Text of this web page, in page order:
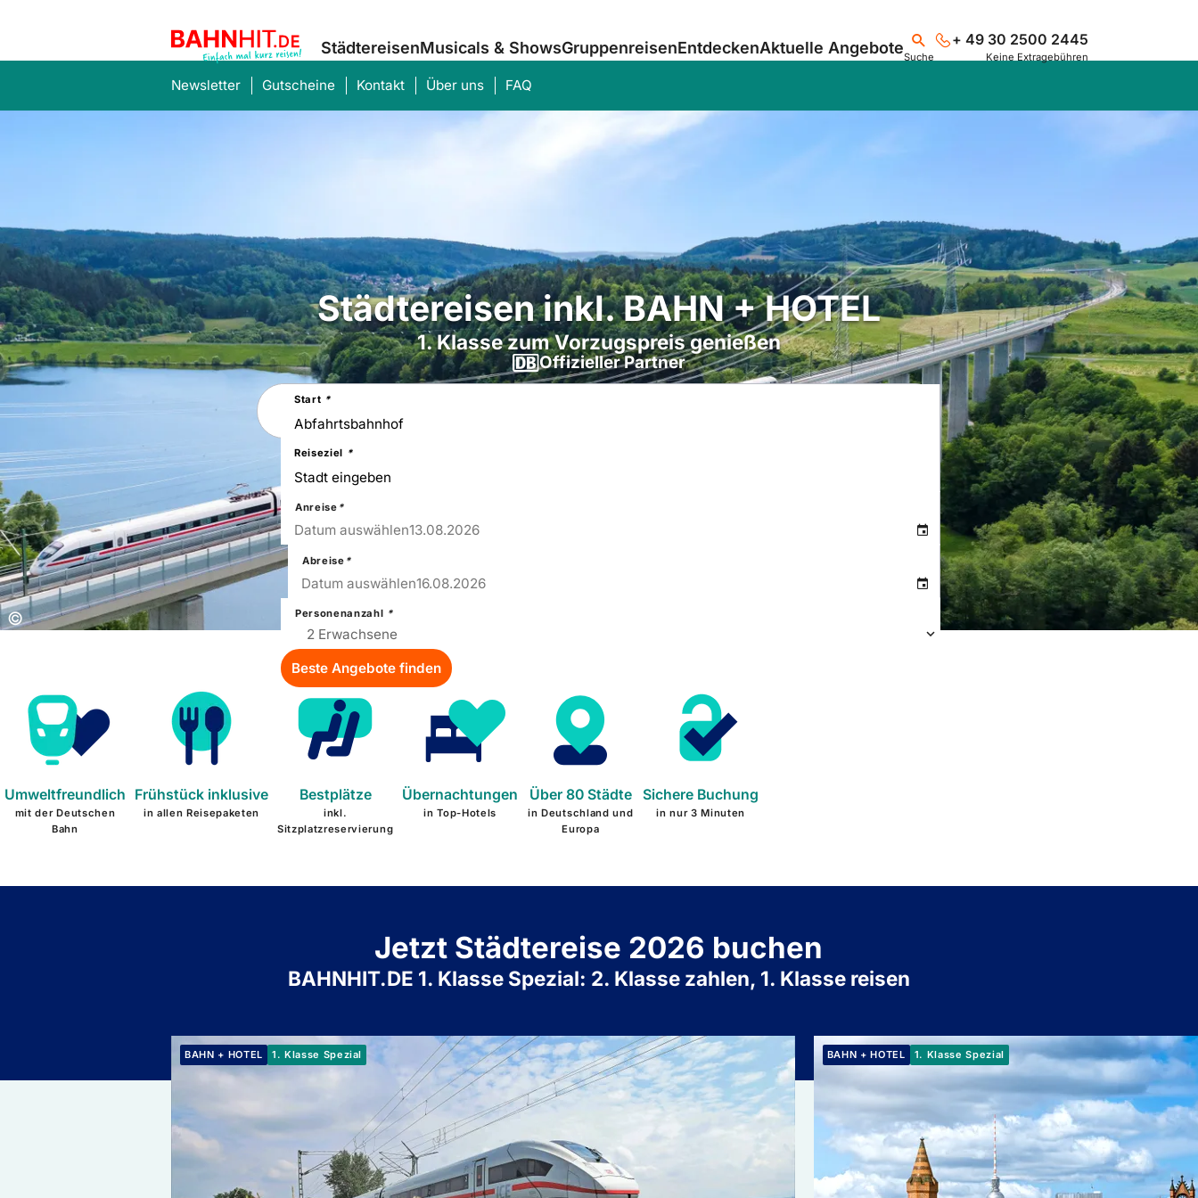
StädtereisenMusicals & ShowsGruppenreisenEntdeckenAktuelle Angebote
Newsletter Gutscheine Kontakt Über uns FAQ
Suche
+ 49 30 2500 2445
Keine Extragebühren
Was suchen Sie?
Suchen
Copyright:
©
Offizieller Partner
Städtereisen inkl. BAHN + HOTEL
1. Klasse zum Vorzugspreis genießen
Sie
nach
einer
Städtereise
Start *
Reiseziel *
Anreise *
13
Thu
Datum auswählen13.08.2026
Abreise *
16
Sun
Datum auswählen16.08.2026
Personenanzahl *
Beste Angebote finden
Umweltfreundlich
mit der Deutschen
Bahn
Frühstück inklusive
in allen Reisepaketen
Bestplätze
inkl.
Sitzplatzreservierung
Übernachtungen
in Top-Hotels
Über 80 Städte
in Deutschland und
Europa
Sichere Buchung
in nur 3 Minuten
Jetzt Städtereise 2026 buchen
BAHNHIT.DE 1. Klasse Spezial: 2. Klasse zahlen, 1. Klasse reisen
BAHN + HOTEL 1. Klasse Spezial
Zum 1. Klasse Spezial: 1. Klasse Spezial
BAHN + HOTEL 1. Klasse Spezial
Mehr erfahren: Berlin